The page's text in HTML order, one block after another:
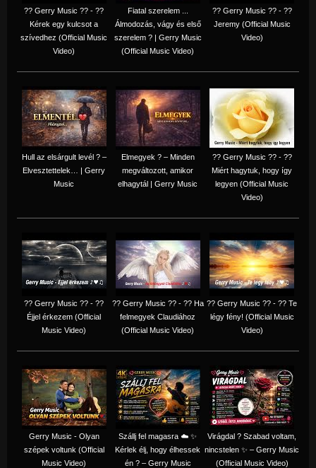
?? Gerry Music ?? - ??
Kérek egy kulcsot a
szívedhez (Official Music
Video)
Fiatal szerelem ...
Álmodozás, vágy és első
szerelem ? | Gerry Music
(Official Music Video)
?? Gerry Music ?? - ??
Jeremy (Official Music
Video)
Hull az elsárgult levél ? –
Elvesztettelek… | Gerry
Music
Elmegyek ? – Minden
megváltozott, amikor
elhagytál | Gerry Music
?? Gerry Music ?? - ??
Miért hagytuk, hogy így
legyen (Official Music
Video)
?? Gerry Music ?? - ??
Éjjel érkezem (Official
Music Video)
?? Gerry Music ?? - ?? Ha
felmegyek Claudiához
(Official Music Video)
?? Gerry Music ?? - ?? Te
légy fény! (Official Music
Video)
Gerry Music - Olyan
szépek voltunk (Official
Music Video)
Szállj fel magasra ☁️ ✨
Kérlek élj, hogy élhessek
én ? – Gerry Music
Virágdal ? Szabad voltam,
nincstelen ✨ – Gerry Music
(Official Music Video)